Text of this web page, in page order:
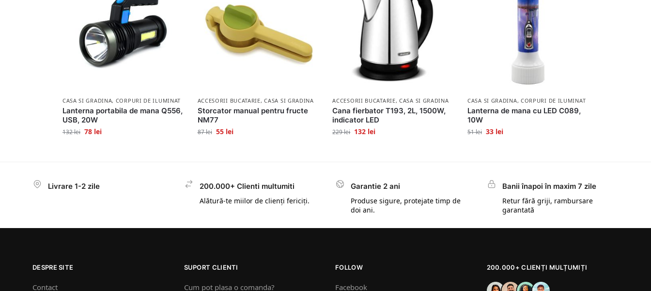
CASA SI GRADINA, CORPURI DE ILUMINAT
Lanterna portabila de mana Q556,
USB, 20W
132lei 78 lei
ACCESORII BUCATARIE,CASA SI GRADINA
Storcator manual pentru fructe
NM77
87lei 55 lei
ACCESORII BUCATARIE,CASA SI GRADINA
Cana fierbator T193, 2L, 1500W,
indicator LED
229lei 132 lei
CASA SI GRADINA, CORPURI DE ILUMINAT
Lanterna de mana cu LED C089,
10W
51lei 33 lei
Livrare 1-2 zile
200.000+ Clienti multumiti
Alătură-te miilor de clienți fericiți.
Garantie 2 ani
Produse sigure, protejate timp de
doi ani.
Banii înapoi în maxim 7 zile
Retur fără griji, rambursare
garantată
DESPRE SITE
Contact
SUPORT CLIENTI
Cum pot plasa o comanda?
FOLLOW
Facebook
200.000+ CLIENȚI MULȚUMIȚI